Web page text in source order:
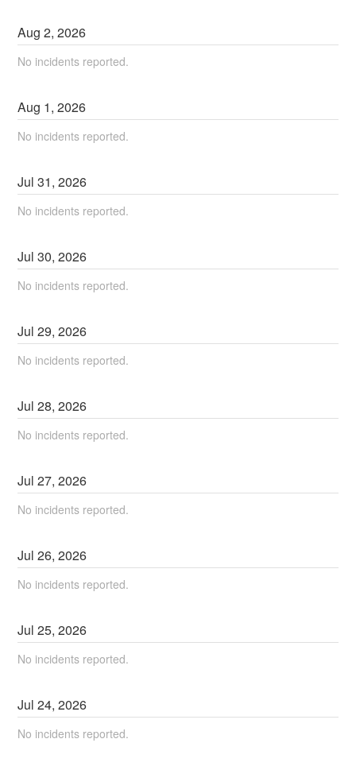
Aug2,2026
No incidents reported.
Aug 1,2026
No incidents reported.
Jul31,2026
No incidents reported.
Jul30,2026
No incidents reported.
Jul29,2026
No incidents reported.
Jul28,2026
No incidents reported.
Jul27,2026
No incidents reported.
Jul26,2026
No incidents reported.
Jul25,2026
No incidents reported.
Jul24,2026
No incidents reported.